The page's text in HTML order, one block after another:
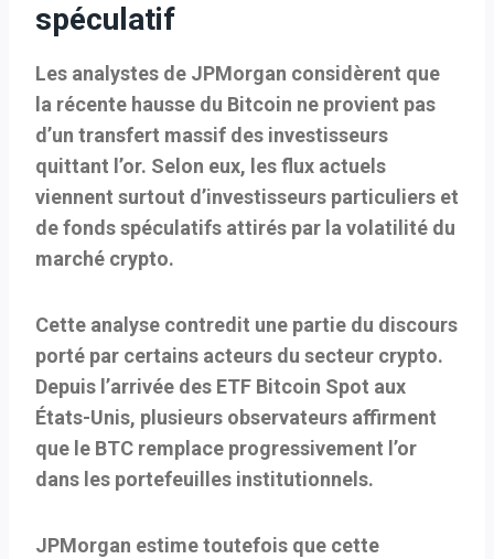
spéculatif
Les analystes de JPMorgan considèrent que
la récente hausse du Bitcoin ne provient pas
d’un transfert massif des investisseurs
quittant l’or. Selon eux, les flux actuels
viennent surtout d’investisseurs particuliers et
de fonds spéculatifs attirés par la volatilité du
marché crypto.
Cette analyse contredit une partie du discours
porté par certains acteurs du secteur crypto.
Depuis l’arrivée des ETF Bitcoin Spot aux
États-Unis, plusieurs observateurs affirment
que le BTC remplace progressivement l’or
dans les portefeuilles institutionnels.
JPMorgan estime toutefois que cette